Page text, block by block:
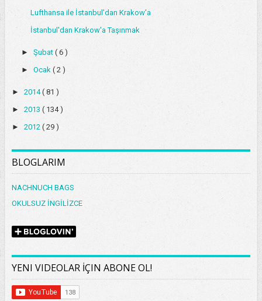
Lufthansa ile İstanbul'dan Krakow'a
İstanbul'dan Krakow'a Taşınmak
► Şubat ( 6 )
► Ocak ( 2 )
► 2014( 81 )
► 2013 ( 134 )
► 2012 ( 29 )
BLOGLARIM
NACHNUCH BAGS
OKULSUZ İNGİLİZCE
YENI VIDEOLAR İÇIN ABONE OL!